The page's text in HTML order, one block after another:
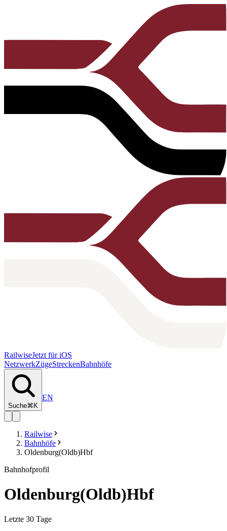
RailwiseJetzt für iOS
NetzwerkZügeStreckenBahnhöfe
Suche⌘K
EN
Railwise
Bahnhöfe
Oldenburg(Oldb)Hbf
Bahnhofprofil
Oldenburg(Oldb)Hbf
Letzte 30 Tage